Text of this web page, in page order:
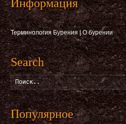
Информация
Терминология Бурения|О бурении
Search
Популярное